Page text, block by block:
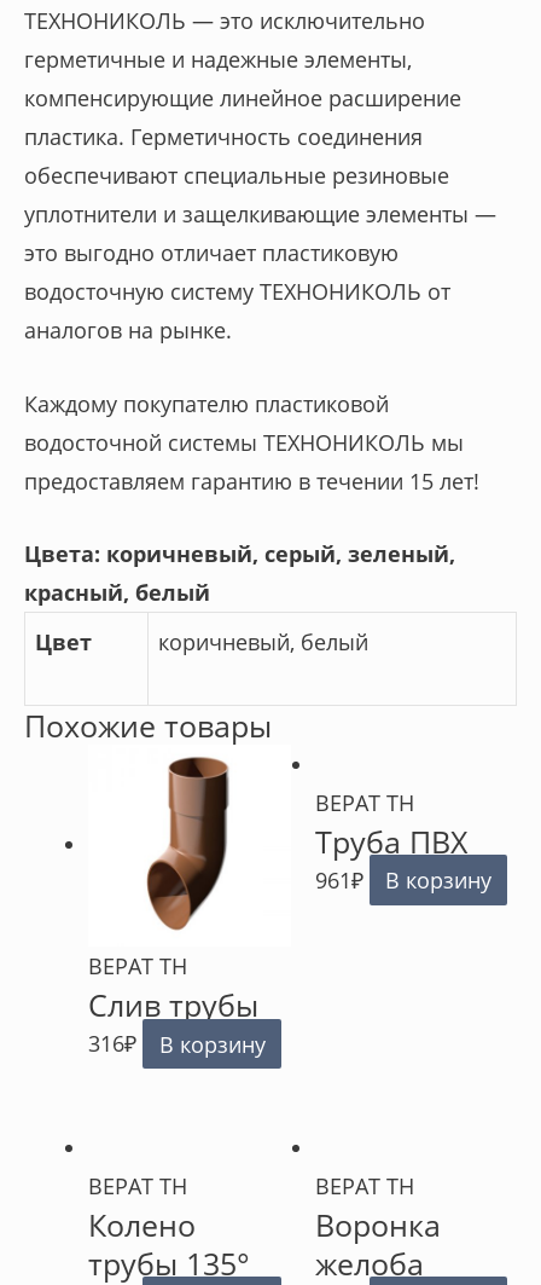
ТЕХНОНИКОЛЬ — это исключительно
герметичные и надежные элементы,
компенсирующие линейное расширение
пластика. Герметичность соединения
обеспечивают специальные резиновые
уплотнители и защелкивающие элементы —
это выгодно отличает пластиковую
водосточную систему ТЕХНОНИКОЛЬ от
аналогов на рынке.
Каждому покупателю пластиковой
водосточной системы ТЕХНОНИКОЛЬ мы
предоставляем гарантию в течении 15 лет!
Цвета: коричневый, серый, зеленый,
красный, белый
Цвет
коричневый, белый
Похожие товары
ВЕРАТ ТН
Слив трубы
316₽ В корзину
ВЕРАТ ТН
Труба ПВХ
961₽ В корзину
ВЕРАТ ТН
Колено
трубы 135°
ВЕРАТ ТН
Воронка
желоба